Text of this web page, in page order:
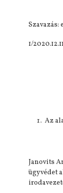
Szavazás:
1/
Az
Janovits
ügyvédet